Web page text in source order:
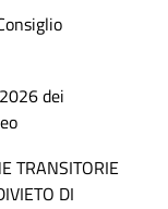
dei
TRANSITORIE
DI